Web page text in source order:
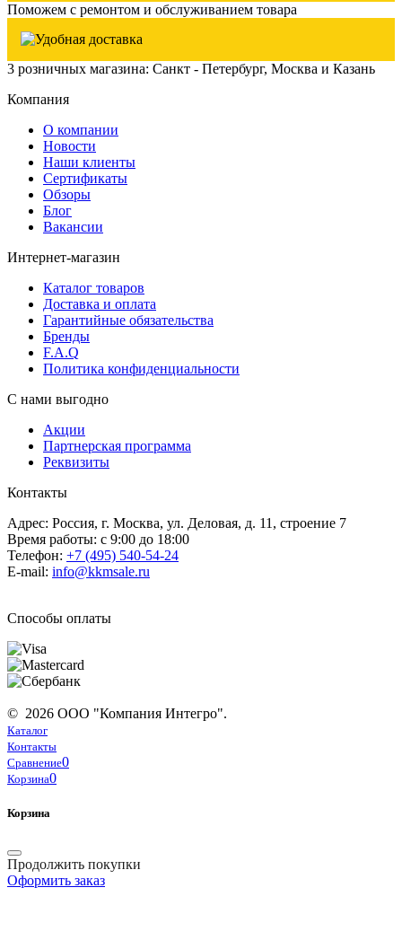
Поможем с ремонтом и обслуживанием товара
3 розничных магазина: Санкт - Петербург, Москва и Казань
Компания
О компании
Новости
Наши клиенты
Сертификаты
Обзоры
Блог
Вакансии
Интернет-магазин
Каталог товаров
Доставка и оплата
Гарантийные обязательства
Бренды
F.A.Q
Политика конфиденциальности
С нами выгодно
Акции
Партнерская программа
Реквизиты
Контакты
Адрес: Россия, г. Москва, ул. Деловая, д. 11, строение 7
Время работы: с 9:00 до 18:00
Телефон: +7 (495) 540-54-24
E-mail: info@kkmsale.ru
Способы оплаты
© 2026 ООО "Компания Интегро".
Каталог
Контакты
Сравнение0
Корзина0
Корзина
Продолжить покупки
Оформить заказ